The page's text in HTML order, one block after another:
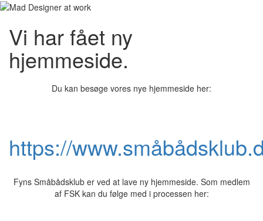
Vi har fået ny
hjemmeside.
Du kan besøge vores nye hjemmeside her:
https://
Fyns Småbådsklub er ved at lave ny hjemmeside. Som medlem
af FSK kan du følge med i processen her: